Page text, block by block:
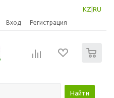
KZ RU
Вход Регистрация
Найти